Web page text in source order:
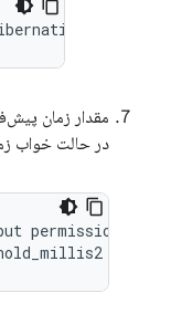
get-
مقدار زمان
در حالت خواب
permissions \